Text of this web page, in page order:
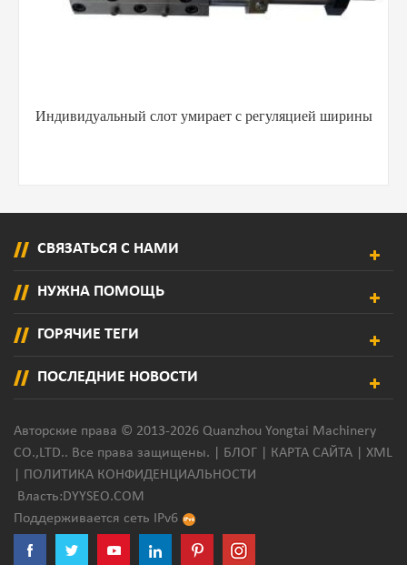
Индивидуальный слот умирает с регуляцией ширины
СВЯЗАТЬСЯ С НАМИ
НУЖНА ПОМОЩЬ
ГОРЯЧИЕ ТЕГИ
ПОСЛЕДНИЕ НОВОСТИ
Авторские права © 2013-2026 Quanzhou Yongtai Machinery
CO.,LTD.. Все права защищены. | БЛОГ КАРТА САЙТА
XML
ПОЛИТИКА КОНФИДЕНЦИАЛЬНОСТИ
Власть:DYYSEO.COM
Поддерживается сеть IPv6